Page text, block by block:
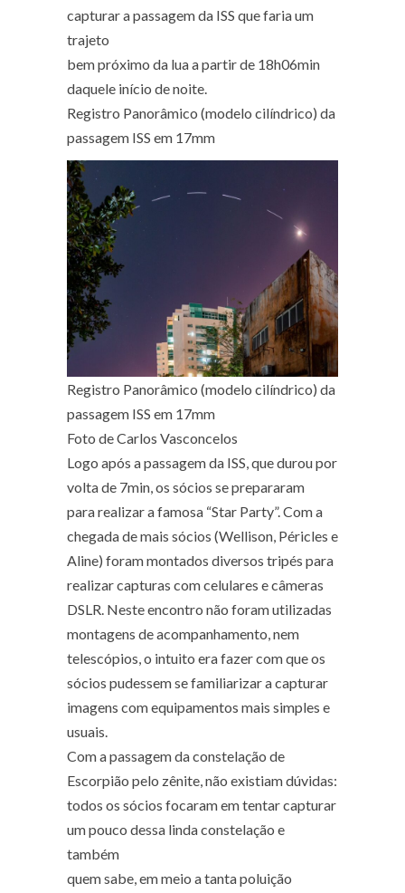
capturar a passagem da ISS que faria um
trajeto
bem próximo da lua a partir de 18h06min
daquele início de noite.
Registro Panorâmico (modelo cilíndrico) da
passagem ISS em 17mm
Registro Panorâmico (modelo cilíndrico) da
passagem ISS em 17mm
Foto de Carlos Vasconcelos
Logo após a passagem da ISS, que durou por
volta de 7min, os sócios se prepararam
para realizar a famosa “Star Party”. Com a
chegada de mais sócios (Wellison, Péricles e
Aline) foram montados diversos tripés para
realizar capturas com celulares e câmeras
DSLR. Neste encontro não foram utilizadas
montagens de acompanhamento, nem
telescópios, o intuito era fazer com que os
sócios pudessem se familiarizar a capturar
imagens com equipamentos mais simples e
usuais.
Com a passagem da constelação de
Escorpião pelo zênite, não existiam dúvidas:
todos os sócios focaram em tentar capturar
um pouco dessa linda constelação e
também
quem sabe, em meio a tanta poluição